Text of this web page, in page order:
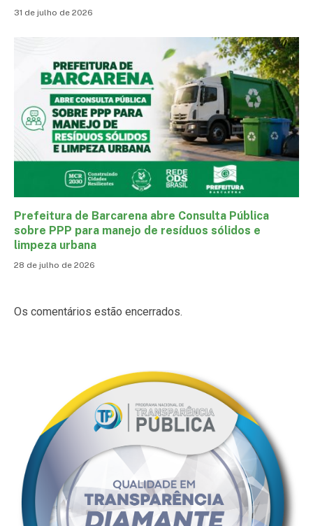
31 de julho de 2026
Prefeitura de Barcarena abre Consulta Pública
sobre PPP para manejo de resíduos sólidos e
limpeza urbana
28 de julho de 2026
Os comentários estão encerrados.